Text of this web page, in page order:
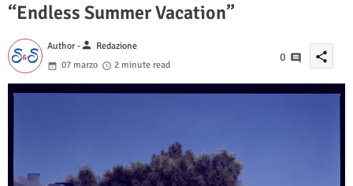
“Endless Summer Vacation”
Author -person Redazione
07 marzo
2 minute read
0 share